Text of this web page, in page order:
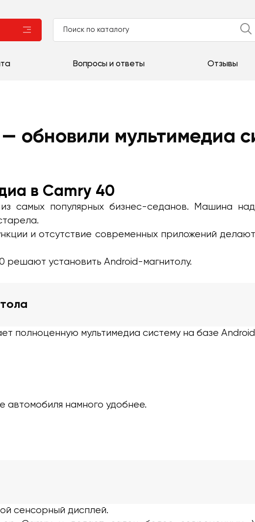
Вопросы и ответы Отзывы
обновили мультимедиа
в Camry 40
самых популярных бизнес-седанов. Машина
и отсутствие современных приложений
решают установить Android-магнитолу.
полноценную мультимедиа систему на базе
автомобиля намного удобнее.
сенсорный дисплей.